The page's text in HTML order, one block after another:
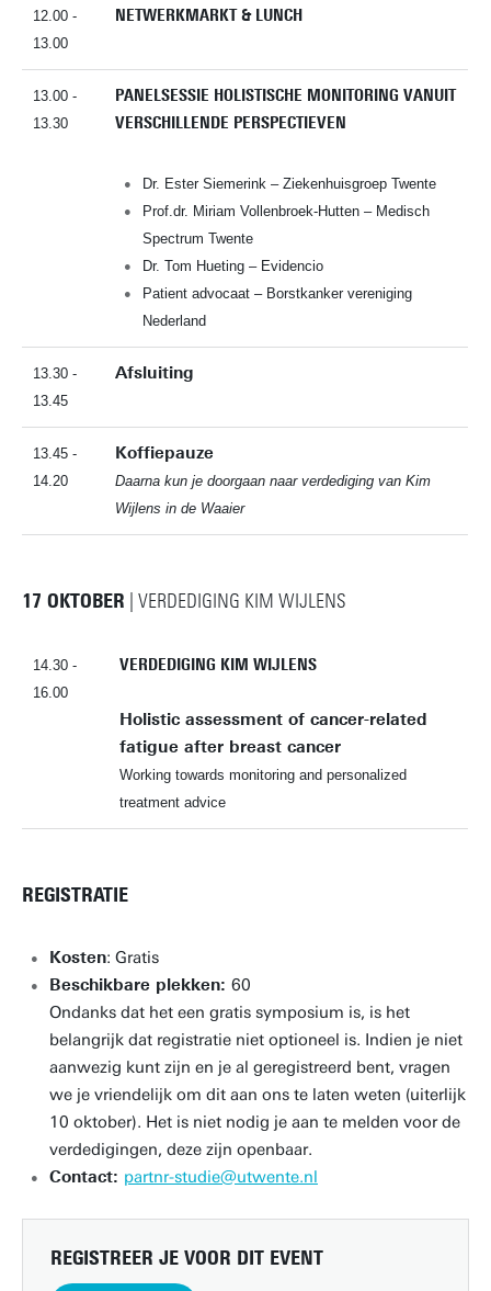
12.00 -
13.00
NETWERKMARKT & LUNCH
13.00 -
13.30
PANELSESSIE HOLISTISCHE MONITORING VANUIT
VERSCHILLENDE PERSPECTIEVEN
Dr. Ester Siemerink – Ziekenhuisgroep Twente
Prof.dr. Miriam Vollenbroek-Hutten – Medisch
Spectrum Twente
Dr. Tom Hueting – Evidencio
Patient advocaat – Borstkanker vereniging
Nederland
13.30 -
13.45
Afsluiting
13.45 -
14.20
Koffiepauze
Daarna kun je doorgaan naar verdediging van Kim
Wijlens in de Waaier
17 OKTOBER | VERDEDIGING KIM WIJLENS
14.30 -
16.00
VERDEDIGING KIM WIJLENS
Holistic assessment of cancer-related
fatigue after breast cancer
Working towards monitoring and personalized
treatment advice
REGISTRATIE
Kosten: Gratis
Beschikbare plekken: 60
Ondanks dat het een gratis symposium is, is het
belangrijk dat registratie niet optioneel is. Indien je niet
aanwezig kunt zijn en je al geregistreerd bent, vragen
we je vriendelijk om dit aan ons te laten weten (uiterlijk
10 oktober). Het is niet nodig je aan te melden voor de
verdedigingen, deze zijn openbaar.
Contact: partnr-studie@utwente.nl
REGISTREER JE VOOR DIT EVENT